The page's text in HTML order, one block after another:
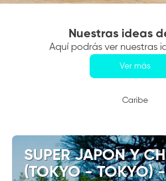
Nuestras ideas
Aquí podrás ver nuestras
Ver más
Caribe
SUPER JAPON Y
(TOKYO - TOKYO) -